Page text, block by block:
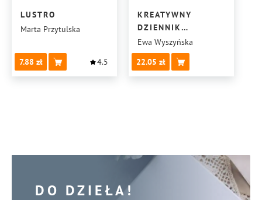
LUSTRO
Marta Przytulska
7.88 4.5
KREATYWNY
DZIENNIK
UWAŻNOŚCI
Ewa Wyszyńska
22.05
DO DZIEŁA!